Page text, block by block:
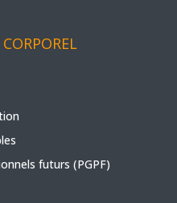
futurs (PGPF)